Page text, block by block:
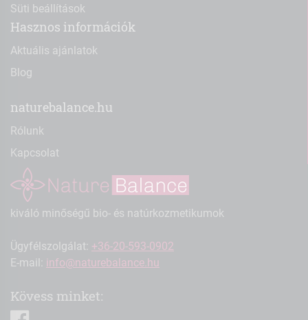
Süti beállítások
Hasznos információk
Aktuális ajánlatok
Blog
naturebalance.hu
Rólunk
Kapcsolat
kiváló minőségű bio- és natúrkozmetikumok
Ügyfélszolgálat: +36-20-593-0902
E-mail: info@naturebalance.hu
Kövess minket: